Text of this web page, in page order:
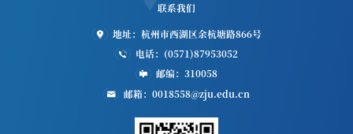
联系我们
地址：杭州市西湖区余杭塘路866号
电话：(0571)87953052
邮编：310058
邮箱：0018558@zju.edu.cn